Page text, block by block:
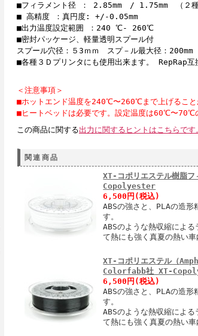
■フィラメント径 ： 2.85mm / 1.75mm （２種
■ 高精度 ：真円度: +/-0.05mm
■出力温度設定範囲 ：240 ℃- 260℃
■密封パッケージ、軽量透明スプール付
スプール穴径：５3ｍｍ スプ－ル最大径：200mm
■各種３Ｄプリンタにも使用出来ます。 RepRap互
＜注意事項＞
■ホットエンド温度を240℃〜260℃まで上げること
■ヒートベッドは必要です。設定温度は60℃〜70℃
この商品に関する出力に関するヒントはこちらです
関連商品
XT-コポリエステル樹
Copolyester
6,500円(税込)
ABSの強さと、PLAの造
す。
ABSのような熱収縮によ
て熱にも強く真夏の熱い車
XT-コポリエステル（
Colorfabb社 XT-
6,500円(税込)
ABSの強さと、PLAの造
す。
ABSのような熱収縮によ
て熱にも強く真夏の熱い車